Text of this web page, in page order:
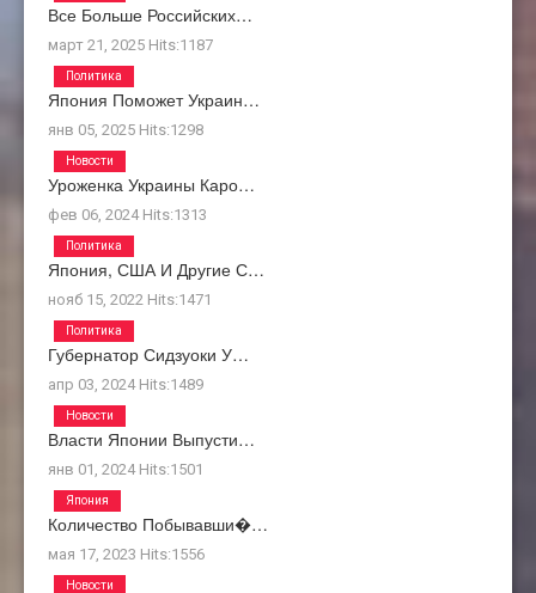
Все Больше Российских…
март 21, 2025 Hits:1187
Япония Поможет Украин…
янв 05, 2025 Hits:1298
Политика
Уроженка Украины Каро…
фев 06, 2024 Hits:1313
Новости
Япония, США И Другие С…
нояб 15, 2022 Hits:1471
Политика
Губернатор Сидзуоки У…
апр 03, 2024 Hits:1489
Политика
Власти Японии Выпусти…
янв 01, 2024 Hits:1501
Новости
Количество Побывавши�…
мая 17, 2023 Hits:1556
Япония
Новости